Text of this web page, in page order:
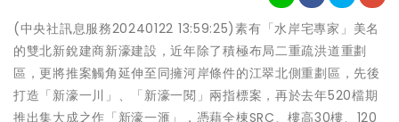
(中央社訊息服務20240122 13:59:25)素有「水岸宅專家」美名
的雙北新銳建商新濠建設，近年除了積極布局二重疏洪道重劃
區，更將推案觸角延伸至同擁河岸條件的江翠北側重劃區，先後
打造「新濠一川」、「新濠一閱」兩指標案，再於去年520檔期
推出集大成之作「新濠一滙」，憑藉全棟SRC、樓高30樓、120